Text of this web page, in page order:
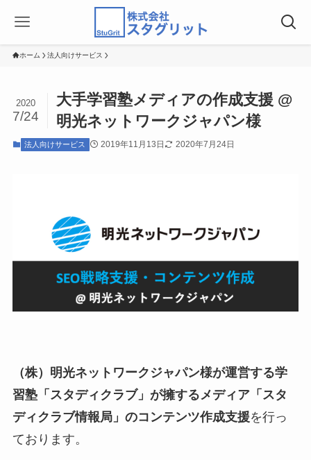
ホーム 法人向けサービス
大手学習塾メディアの作成支援 @
明光ネットワークジャパン様
2020
7/24
法人向けサービス 2019年11月13日 2020年7月24日
（株）明光ネットワークジャパン様が運営する学
習塾「スタディクラブ」が擁するメディア「スタ
ディクラブ情報局」のコンテンツ作成支援を行っ
ております。